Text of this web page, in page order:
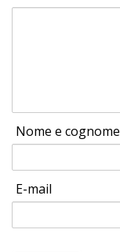
Nome e cognome
E-mail